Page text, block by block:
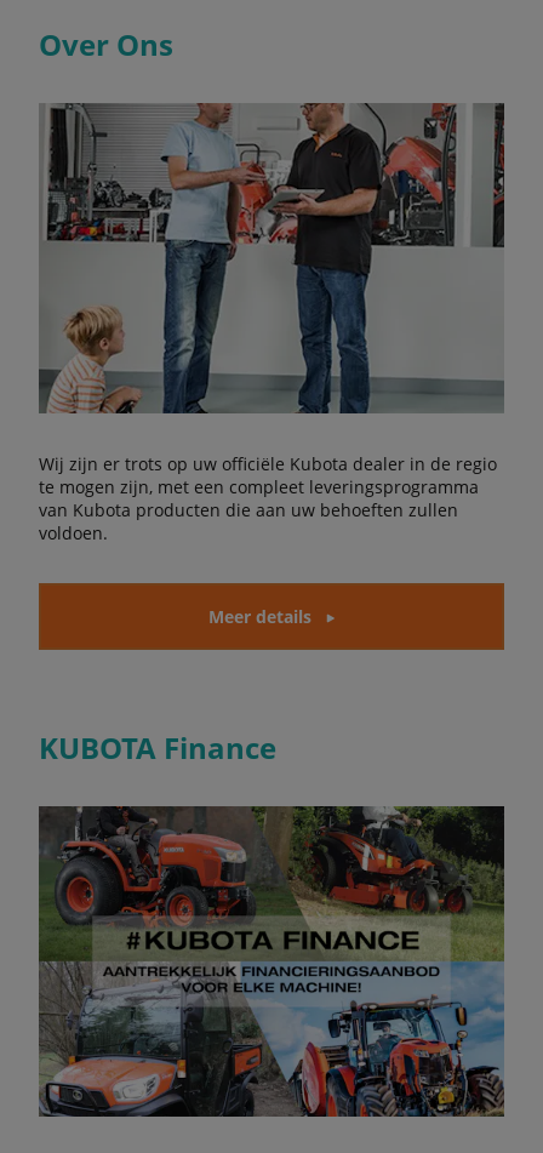
Over Ons
Wij zijn er trots op uw officiële Kubota dealer in de regio
te mogen zijn, met een compleet leveringsprogramma
van Kubota producten die aan uw behoeften zullen
voldoen.
Meer details
KUBOTA Finance